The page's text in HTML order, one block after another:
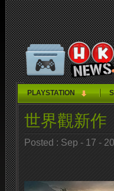
PLAYSTATION
世界觀新作
Posted : Sep - 17 -